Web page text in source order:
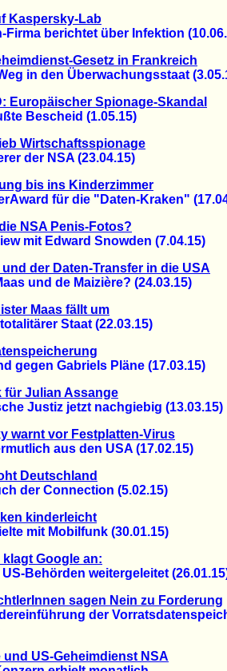
Kaspersky-Lab
berichtet über Infektion
Gesetz in Frankreich
in den Überwachungsstaat
Europäischer Spionage-Skandal
Bescheid (1.05.15)
Wirtschaftsspionage
der NSA (23.04.15)
bis ins Kinderzimmer
für die "Daten-Kraken"
NSA Penis-Fotos?
mit Edward Snowden (7.04.15)
der Daten-Transfer in die USA
und de Maizière? (24.03.15)
Maas fällt um
Staat (22.03.15)
gegen Gabriels Pläne (17.03.15)
für Julian Assange
Justiz jetzt nachgiebig (13.03.15)
warnt vor Festplatten-Virus
aus den USA (17.02.15)
Deutschland
der Connection (5.02.15)
kinderleicht
mit Mobilfunk (30.01.15)
Google an:
Behörden weitergeleitet
sagen Nein zu Forderung
der
und US-Geheimdienst NSA